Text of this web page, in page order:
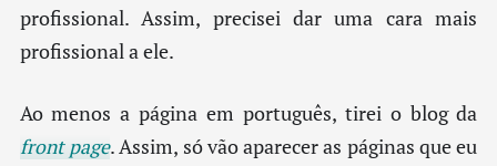
profissional. Assim, precisei dar uma cara mais
profissional a ele.
Ao menos a página em português, tirei o blog da
front page. Assim, só vão aparecer as páginas que eu